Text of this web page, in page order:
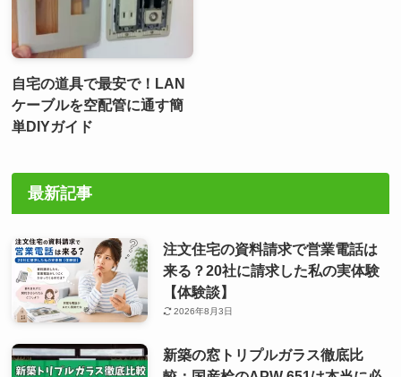
自宅の道具で最安で！LAN
ケーブルを空配管に通す簡
単DIYガイド
最新記事
注文住宅の資料請求で営業電話は
来る？20社に請求した私の実体験
【体験談】
2026年8月3日
新築の窓トリプルガラス徹底比